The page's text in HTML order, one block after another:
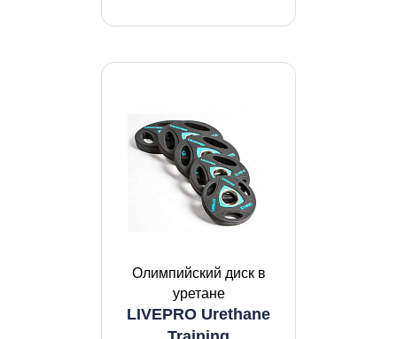
Олимпийский диск в
уретане
LIVEPRO Urethane